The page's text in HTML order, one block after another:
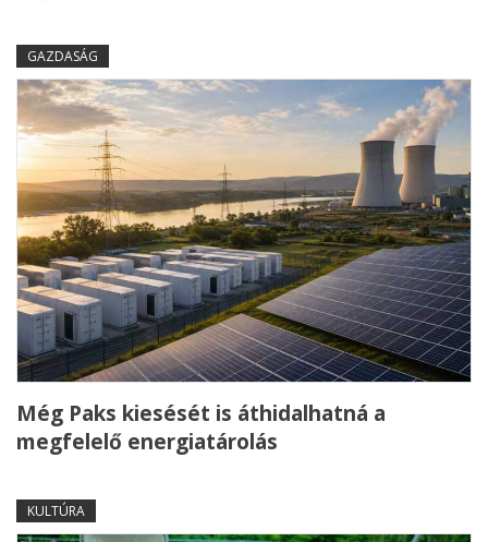
GAZDASÁG
Még Paks kiesését is áthidalhatná a
megfelelő energiatárolás
KULTÚRA